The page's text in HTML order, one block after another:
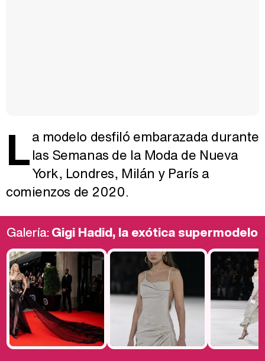
La modelo desfiló embarazada durante
las Semanas de la Moda de Nueva
York, Londres, Milán y París a
comienzos de 2020.
Galería:Gigi Hadid, la exótica supermodelo